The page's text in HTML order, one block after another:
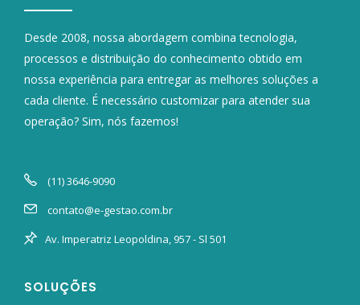
Desde 2008, nossa abordagem combina tecnologia,
processos e distribuição do conhecimento obtido em
nossa experiência para entregar as melhores soluções a
cada cliente. É necessário customizar para atender sua
operação? Sim, nós fazemos!
(11) 3646-9090
contato@e-gestao.com.br
Av. Imperatriz Leopoldina, 957 - Sl 501
SOLUÇÕES